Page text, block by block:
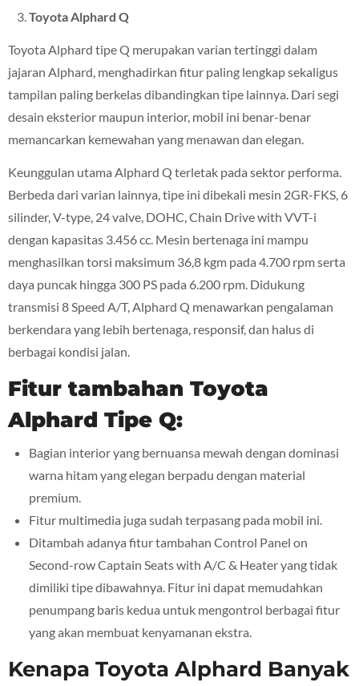
Toyota Alphard Q
Toyota Alphard tipe Q merupakan varian tertinggi dalam
jajaran Alphard, menghadirkan fitur paling lengkap sekaligus
tampilan paling berkelas dibandingkan tipe lainnya. Dari segi
desain eksterior maupun interior, mobil ini benar-benar
memancarkan kemewahan yang menawan dan elegan.
Keunggulan utama Alphard Q terletak pada sektor performa.
Berbeda dari varian lainnya, tipe ini dibekali mesin 2GR-FKS, 6
silinder, V-type, 24 valve, DOHC, Chain Drive with VVT-i
dengan kapasitas 3.456 cc. Mesin bertenaga ini mampu
menghasilkan torsi maksimum 36,8 kgm pada 4.700 rpm serta
daya puncak hingga 300 PS pada 6.200 rpm. Didukung
transmisi 8 Speed A/T, Alphard Q menawarkan pengalaman
berkendara yang lebih bertenaga, responsif, dan halus di
berbagai kondisi jalan.
Fitur tambahan Toyota
Alphard Tipe Q:
Bagian interior yang bernuansa mewah dengan dominasi
warna hitam yang elegan berpadu dengan material
premium.
Fitur multimedia juga sudah terpasang pada mobil ini.
Ditambah adanya fitur tambahan Control Panel on
Second-row Captain Seats with A/C & Heater yang tidak
dimiliki tipe dibawahnya. Fitur ini dapat memudahkan
penumpang baris kedua untuk mengontrol berbagai fitur
yang akan membuat kenyamanan ekstra.
Kenapa Toyota Alphard Banyak